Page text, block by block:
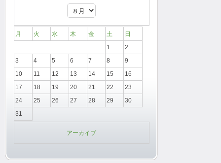
月 火 水 木 金 土
日
1
2
3
4 5 6 7 8
9
10
11 12 13 14 15
16
17
18 19 20 21 22
23
24
25 26 27 28 29
30
31
アーカイブ